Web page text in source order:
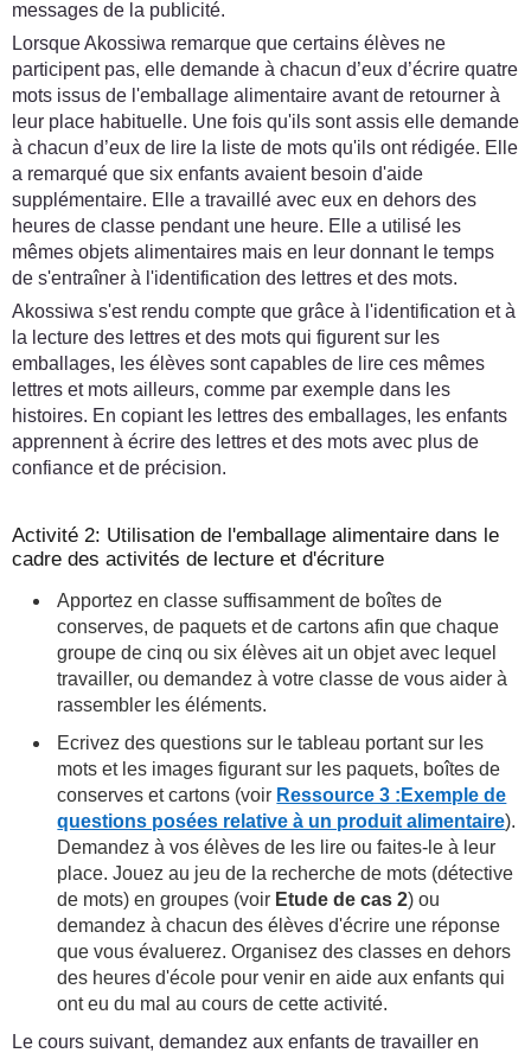
messages de la publicité.
Lorsque Akossiwa remarque que certains élèves ne
participent pas, elle demande à chacun d’eux d’écrire quatre
mots issus de l'emballage alimentaire avant de retourner à
leur place habituelle. Une fois qu'ils sont assis elle demande
à chacun d’eux de lire la liste de mots qu'ils ont rédigée. Elle
a remarqué que six enfants avaient besoin d'aide
supplémentaire. Elle a travaillé avec eux en dehors des
heures de classe pendant une heure. Elle a utilisé les
mêmes objets alimentaires mais en leur donnant le temps
de s'entraîner à l'identification des lettres et des mots.
Akossiwa s'est rendu compte que grâce à l'identification et à
la lecture des lettres et des mots qui figurent sur les
emballages, les élèves sont capables de lire ces mêmes
lettres et mots ailleurs, comme par exemple dans les
histoires. En copiant les lettres des emballages, les enfants
apprennent à écrire des lettres et des mots avec plus de
confiance et de précision.
Activité 2: Utilisation de l'emballage alimentaire dans le
cadre des activités de lecture et d'écriture
Apportez en classe suffisamment de boîtes de
conserves, de paquets et de cartons afin que chaque
groupe de cinq ou six élèves ait un objet avec lequel
travailler, ou demandez à votre classe de vous aider à
rassembler les éléments.
Ecrivez des questions sur le tableau portant sur les
mots et les images figurant sur les paquets, boîtes de
conserves et cartons (voir Ressource 3 :Exemple de
questions posées relative à un produit alimentaire).
Demandez à vos élèves de les lire ou faites-le à leur
place. Jouez au jeu de la recherche de mots (détective
de mots) en groupes (voir Etude de cas 2) ou
demandez à chacun des élèves d'écrire une réponse
que vous évaluerez. Organisez des classes en dehors
des heures d'école pour venir en aide aux enfants qui
ont eu du mal au cours de cette activité.
Le cours suivant, demandez aux enfants de travailler en